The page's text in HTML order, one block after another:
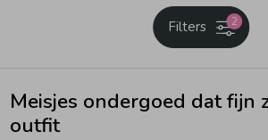
2
Filters
Meisjes ondergoed dat fijn
outfit